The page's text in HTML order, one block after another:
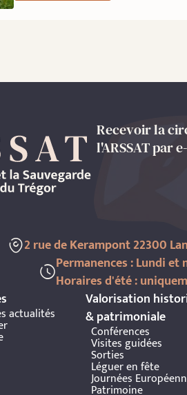
Recevoir la
l'ARSSAT par
2 rue de Kerampont 22300
Permanences : Lundi et
Horaires d'été :
actualités
Valorisation
& patrimoniale
Conférences
Visites guidées
Sorties
Léguer en fête
Journées
Patrimoine